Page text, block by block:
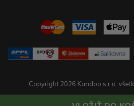
Copyright 2026 Kandoo s.r.o.
prestaservis.